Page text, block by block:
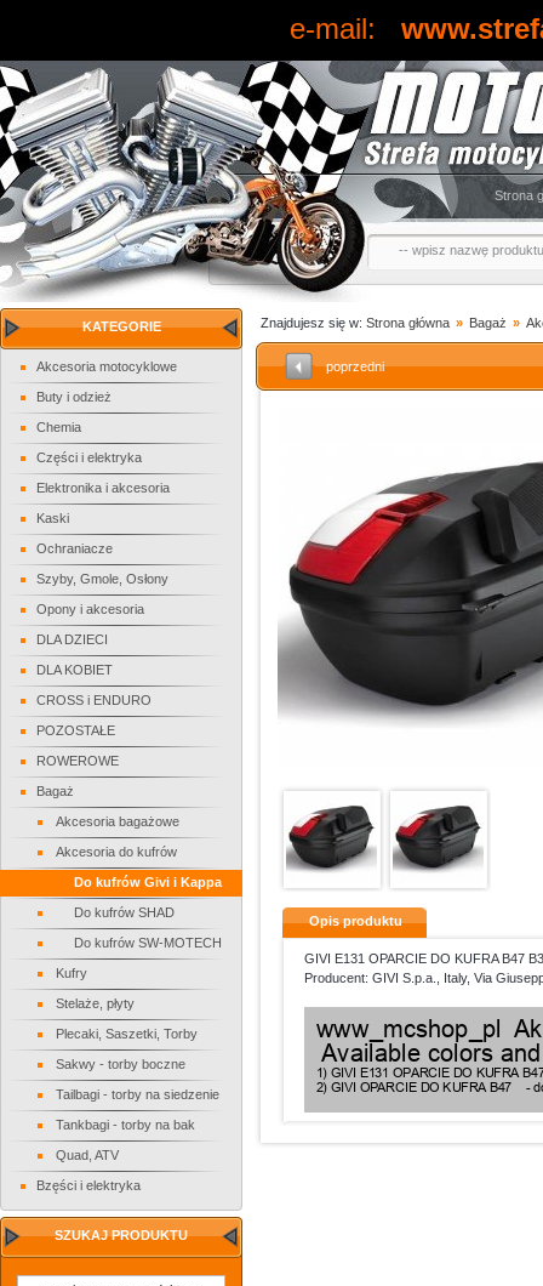
e-mail:
Strona
KATEGORIE
Akcesoria motocyklowe
Buty i odzież
Chemia
Części i elektryka
Elektronika i akcesoria
Kaski
Ochraniacze
Szyby, Gmole, Osłony
Opony i akcesoria
DLA DZIECI
DLA KOBIET
CROSS i ENDURO
POZOSTAŁE
ROWEROWE
Bagaż
Akcesoria bagażowe
Akcesoria do kufrów
Do kufrów Givi i Kappa
Do kufrów SHAD
Do kufrów SW-MOTECH
Kufry
Stelaże, płyty
Plecaki, Saszetki, Torby
Sakwy - torby boczne
Tailbagi - torby na siedzenie
Tankbagi - torby na bak
Quad, ATV
Bzęści i elektryka
SZUKAJ PRODUKTU
Znajdujesz się w: Strona główna » Bagaż »
poprzedni
Opis produktu
GIVI E131 OPARCIE DO KUFRA B47
Producent: GIVI S.p.a., Italy, Via